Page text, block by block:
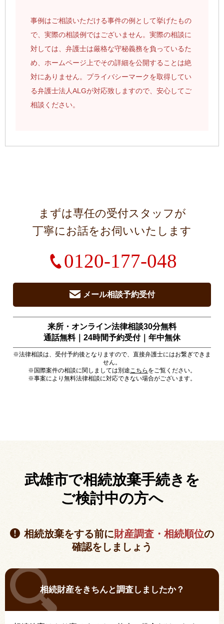
事例はご相談いただける事件の例として挙げたもの
で、実際の相談例ではございません。実際の相談に
対しては、弁護士は厳格な守秘義務を負っているた
め、ホームページ上でその詳細を公開することは絶
対にありません。プライバシーマークを取得してい
る弁護士法人ALGが対応致しますので、安心してご
相談ください。
まずは専任の受付スタッフが
丁寧にお話をお伺いいたします
0120-177-048
メール相談予約受付
来所・オンライン法律相談30分無料
通話無料｜24時間予約受付｜ 年中無休
※法律相談は、受付予約後となりますので、直接弁護士にはお繋ぎできま
せん。
※国際案件の相談に関しましては別途こちら をご覧ください。
※事案により無料法律相談に対応できない場合がございます。
武雄市で相続放棄手続きを
ご検討中の方へ
相続放棄をする前に財産調査・相続順位の
確認をしましょう
相続財産をきちんと調査しましたか？